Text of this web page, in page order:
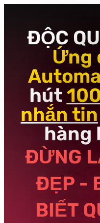
ĐỘC
Ứng
hút
nhắn tin
hàng
ĐỪNG
ĐẸP -
BIẾT